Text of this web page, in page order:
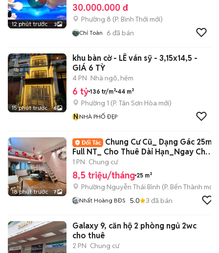
12 phút trước 3
30.000.000 đ
Phường 8 (P. Bình Thới mới)
Chí Toàn 6 đã bán
15 phút trước 6
khu bàn cờ - LÊ ván sỹ - 3,15x14,5 -
GIÁ 6 TỲ
4 PN Nhà ngõ, hẻm
6 tỷ 136 tr/m² 44 m²
Phường 1 (P. Tân Sơn Hòa mới)
NNHÀ PHỐ ĐẸP
18 phút trước 7
Chung Cư Cũ_ Dạng Gác 25m2
Full NT_ Cho Thuê Dài Hạn_Ngay Chợ
BThanh
1 PN Chung cư
8,5 triệu/tháng 25 m²
Phường Nguyễn Thái Bình (P. Bến Thành mới)
Nhất Hoàng BĐS 5.0 3 đã bán
Galaxy 9, căn hộ 2 phòng ngủ 2wc
cho thuê
2 PN Chung cư